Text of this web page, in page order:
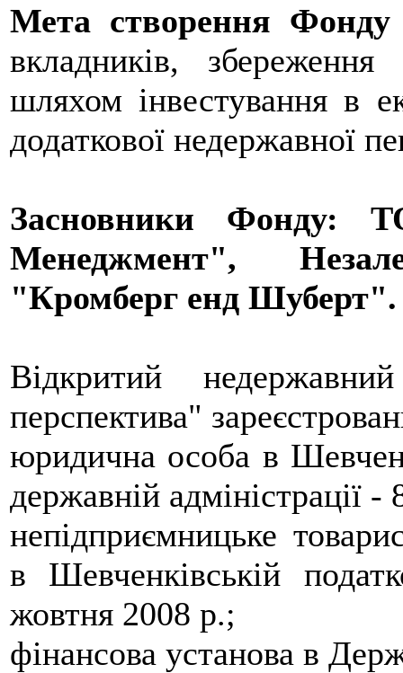
Мета створення Фонду
вкладників,
шляхом інвестування в
додаткової недержавної
Засновники Фонду:
Менеджмент",
"Кромберг енд Шуберт".
Відкритий
перспектива"
юридична особа в
державній адміністрації
непідприємницьке
в Шевченківській
жовтня 2008 р.;
фінансова установа в